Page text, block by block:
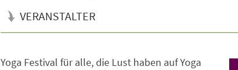
VERANSTALTER
Yoga Festival für alle, die Lust haben auf Yoga